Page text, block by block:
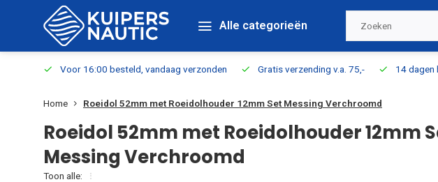
Alle categorieën
Voor 16:00 besteld, vandaag verzonden Gratis verzending v.a. 75,- 14 dagen
Home Roeidol 52mm met Roeidolhouder 12mm Set Messing Verchroomd
Roeidol 52mm met Roeidolhouder 12mm
Messing Verchroomd
Toon alle: